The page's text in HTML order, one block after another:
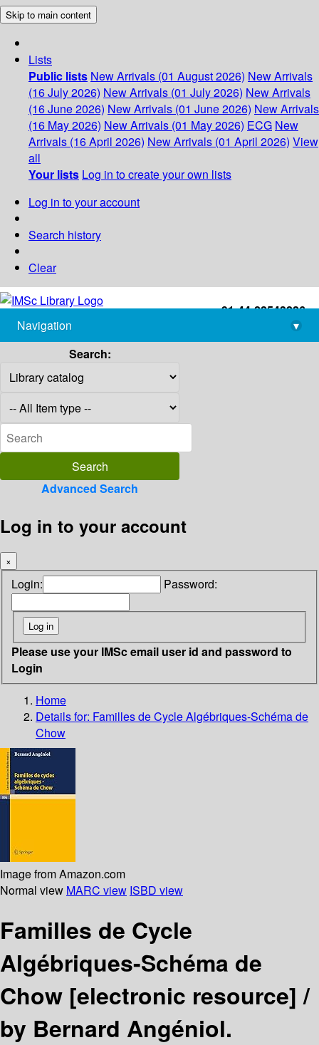
Skip to main content
Lists
Public lists New Arrivals (01 August 2026) New Arrivals
(16 July 2026) New Arrivals (01 July 2026) New Arrivals
(16 June 2026) New Arrivals (01 June 2026) New Arrivals
(16 May 2026) New Arrivals (01 May 2026) ECG New
Arrivals (16 April 2026) New Arrivals (01 April 2026) View
all
Your lists Log in to create your own lists
Log in to your account
Search history
Clear
+91-44-22543226
library@imsc.res.in
Navigation
▾
Search:
Advanced Search
Log in to your account
×
Login: Password:
Please use your IMSc email user id and password to
Login
Home
Details for: Familles de Cycle Algébriques-Schéma de
Chow
Image from Amazon.com
Normal view MARC view ISBD view
Familles de Cycle
Algébriques-Schéma de
Chow [electronic resource] /
by Bernard Angéniol.